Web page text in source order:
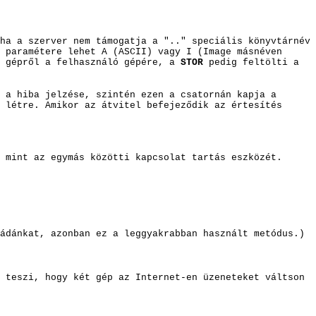
a szerver nem támogatja a ".." speciális könyvtárnév
paramétere lehet A (ASCII) vagy I (Image másnéven
a felhasználó gépére, a STOR pedig feltölti a
a hiba jelzése, szintén ezen a csatornán kapja a
létre. Amikor az átvitel befejeződik az értesítés
az egymás közötti kapcsolat tartás eszközét.
azonban ez a leggyakrabban használt metódus.)
teszi, hogy két gép az Internet-en üzeneteket váltson